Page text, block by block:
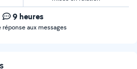
9 heures
réponse aux messages